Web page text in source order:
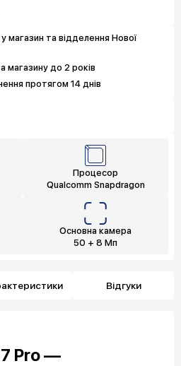
магазин та відделення Нової
магазину до 2 років
протягом 14 днів
Процесор
Qualcomm Snapdragon
Основна камера
50 + 8 Мп
Відгуки
Pro —